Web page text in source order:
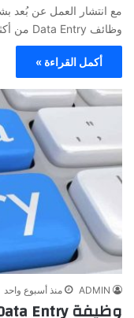
مع انتشار العمل عن بُعد
وظائف Data Entry من أكثر الوظائف التي يبحث عنها…
أكمل القراءة »
ADMIN منذ أسبوع واحد